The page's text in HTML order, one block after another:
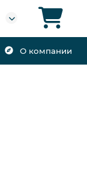
О компании